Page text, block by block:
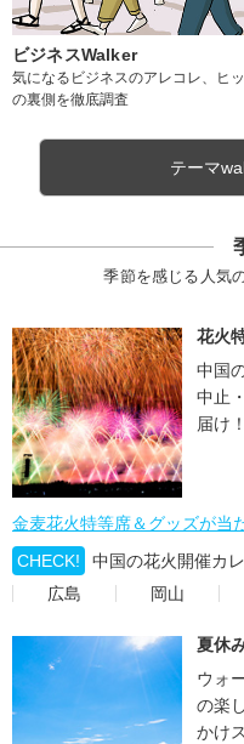
ビジネスWalker
気になるビジネスのアレコレ、ヒ
の裏側を徹底調査
テーマ
季節を感じる人気
花火
中国
中止
届け！
金麦花火特等席＆グッズが当
CHECK!
中国の花火開催カ
広島
岡山
夏休
ウォ
の楽
かけ